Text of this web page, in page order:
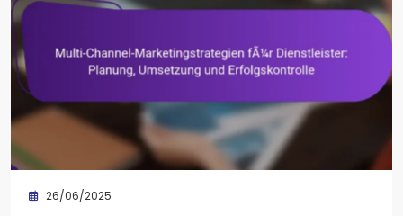
26/06/2025